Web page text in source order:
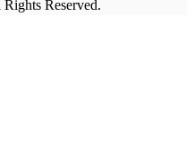
Reserved.